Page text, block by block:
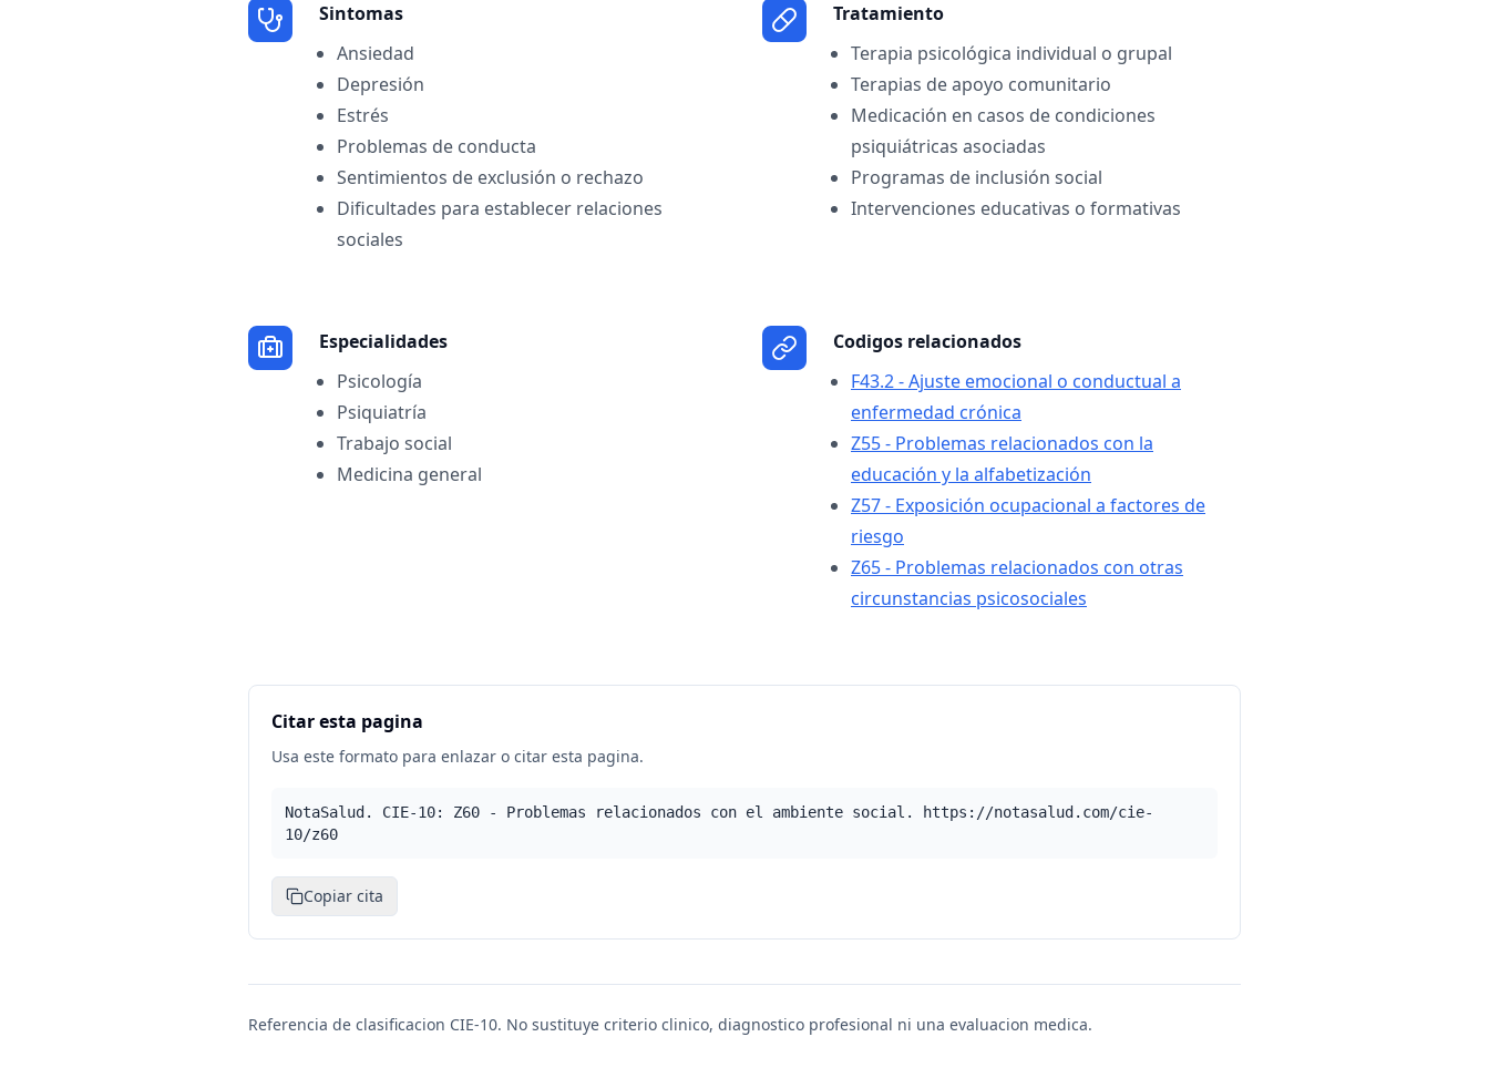
Sintomas
Ansiedad
Depresión
Estrés
Problemas de conducta
Sentimientos de exclusión o rechazo
Dificultades para establecer relaciones
sociales
Tratamiento
Terapia psicológica individual o grupal
Terapias de apoyo comunitario
Medicación en casos de condiciones
psiquiátricas asociadas
Programas de inclusión social
Intervenciones educativas o formativas
Especialidades
Psicología
Psiquiatría
Trabajo social
Medicina general
Codigos relacionados
F43.2 - Ajuste emocional o conductual a
enfermedad crónica
Z55 - Problemas relacionados con la
educación y la alfabetización
Z57 - Exposición ocupacional a factores de
riesgo
Z65 - Problemas relacionados con otras
circunstancias psicosociales
Citar esta pagina
Usa este formato para enlazar o citar esta pagina.
NotaSalud. CIE-10: Z60 - Problemas relacionados con el ambiente social. https://notasalud.com/cie-
10/z60
Copiar cita
Referencia de clasificacion CIE-10. No sustituye criterio clinico, diagnostico profesional ni una evaluacion medica.